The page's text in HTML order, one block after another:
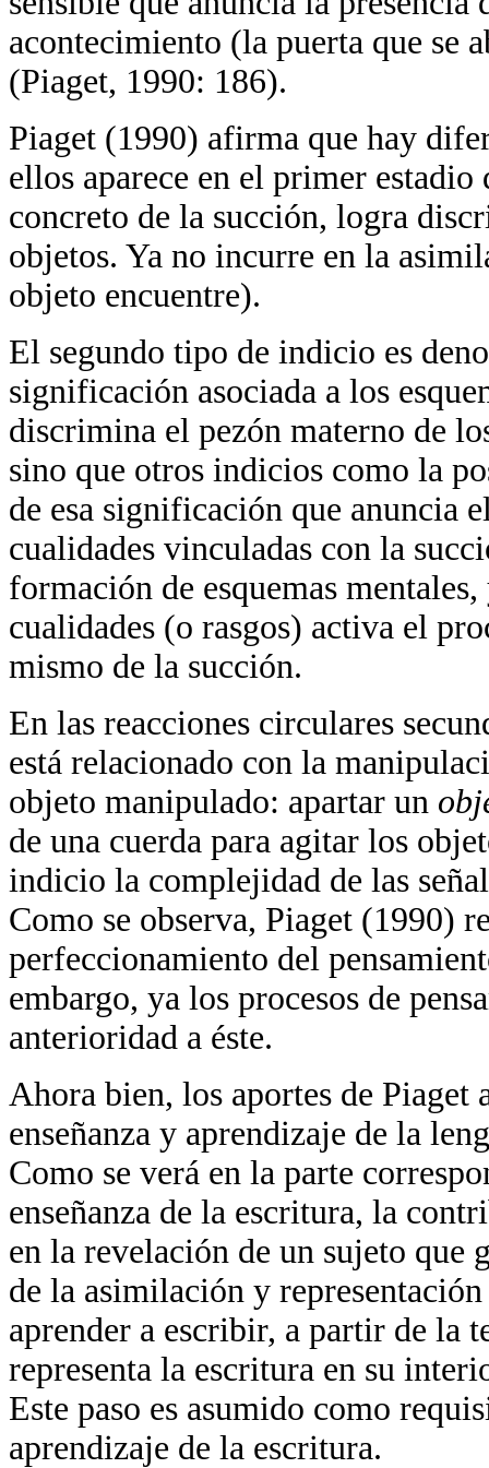
acontecimiento (la puerta que se
(Piaget, 1990: 186).
Piaget (1990) afirma que hay
ellos aparece en el primer
concreto de la succión, logra
objetos. Ya no incurre en la
objeto encuentre).
El segundo tipo de indicio es
significación asociada a los
discrimina el pezón materno de
sino que otros indicios como la
de esa significación que anuncia
cualidades vinculadas con la
formación de esquemas
cualidades (o rasgos) activa el
mismo de la succión.
En las reacciones circulares
está relacionado con la
objeto manipulado: apartar un
de una cuerda para agitar los
indicio la complejidad de las
Como se observa, Piaget (1990)
perfeccionamiento del
embargo, ya los procesos de
anterioridad a éste.
Ahora bien, los aportes de Piaget
enseñanza y aprendizaje de la
Como se verá en la parte
enseñanza de la escritura, la
en la revelación de un sujeto que
de la asimilación y
aprender a escribir, a partir de la
representa la escritura en su
Este paso es asumido como
aprendizaje de la escritura.